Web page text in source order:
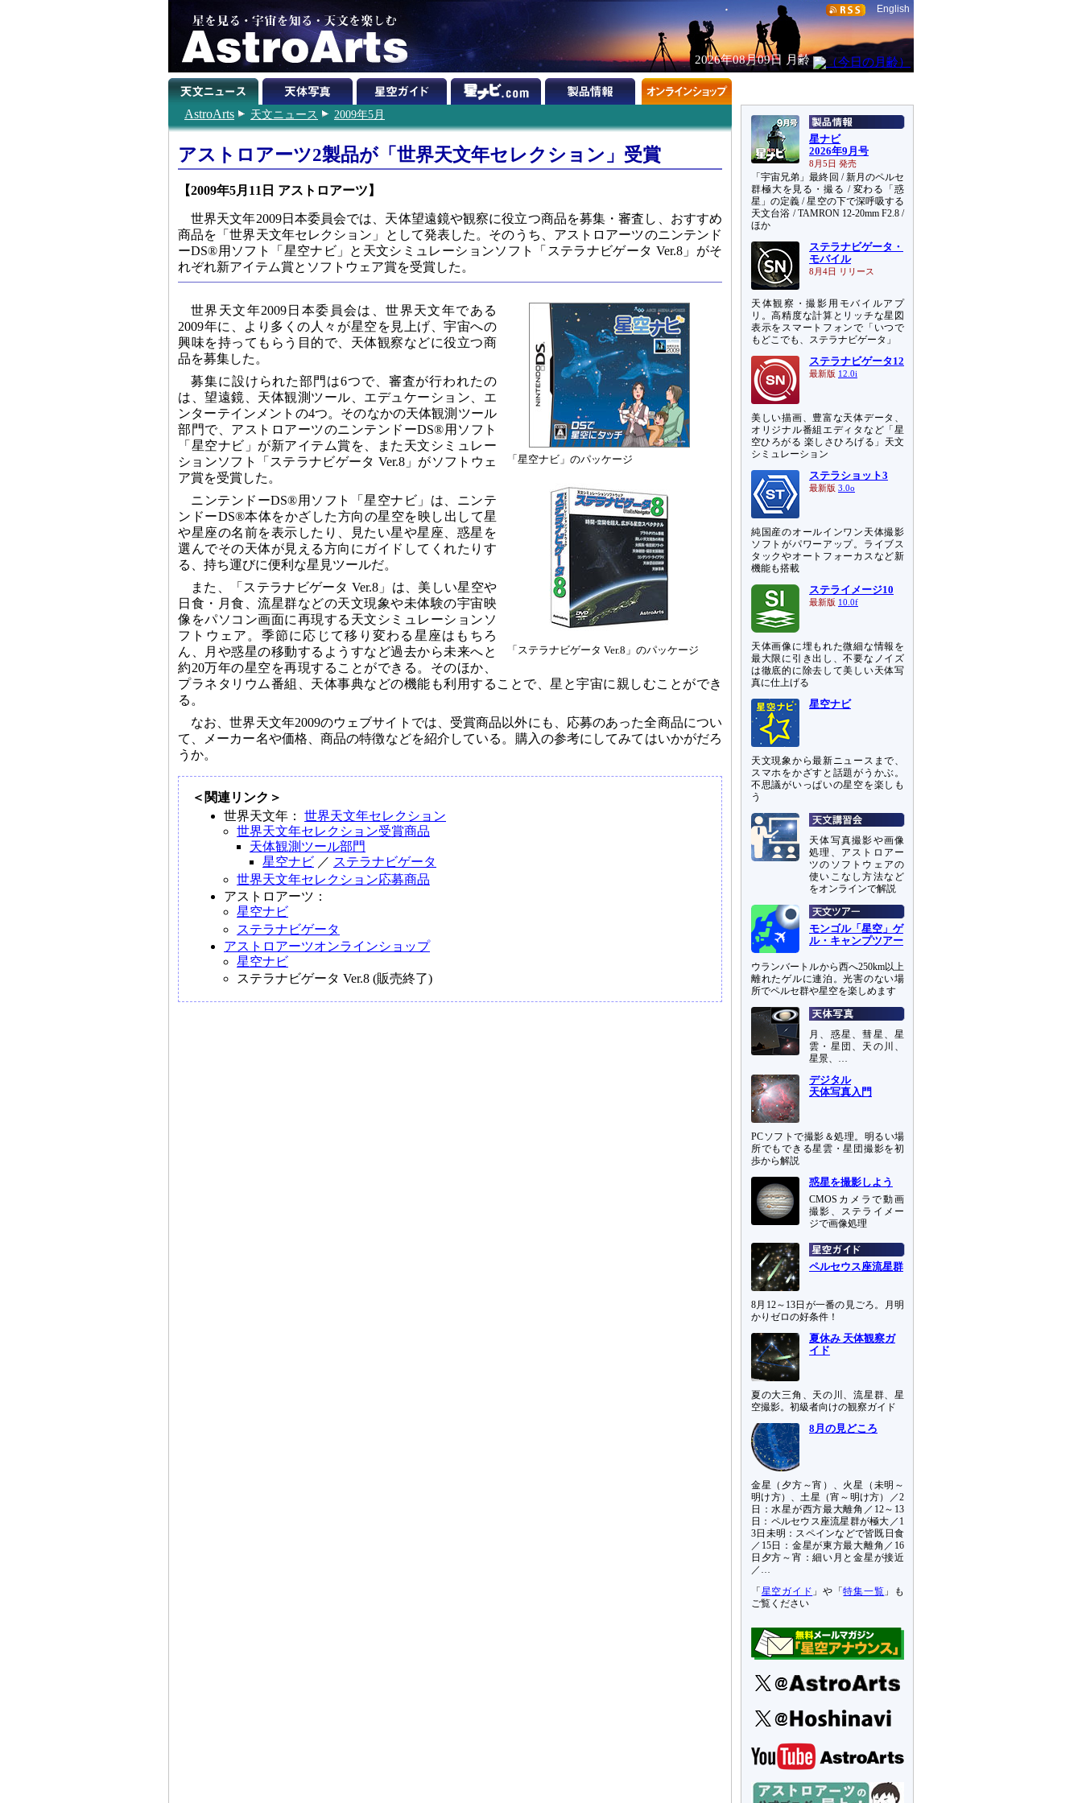
English
2026年08月09日 月齢
AstroArts 天文ニュース 2009年5月
アストロアーツ2製品が「世界天文年セレクション」受賞
【2009年5月11日 アストロアーツ】
世界天文年2009日本委員会では、天体望遠鏡や観察に役立つ商品を募集・審査し、おすすめ
商品を「世界天文年セレクション」として発表した。そのうち、アストロアーツのニンテンド
ーDS®用ソフト「星空ナビ」と天文シミュレーションソフト「ステラナビゲータ Ver.8」がそ
れぞれ新アイテム賞とソフトウェア賞を受賞した。
「星空ナビ」のパッケージ
「ステラナビゲータ Ver.8」のパッケージ
世界天文年2009日本委員会は、世界天文年である
2009年に、より多くの人々が星空を見上げ、宇宙への
興味を持ってもらう目的で、天体観察などに役立つ商
品を募集した。
募集に設けられた部門は6つで、審査が行われたの
は、望遠鏡、天体観測ツール、エデュケーション、エ
ンターテインメントの4つ。そのなかの天体観測ツール
部門で、アストロアーツのニンテンドーDS®用ソフト
「星空ナビ」が新アイテム賞を、また天文シミュレー
ションソフト「ステラナビゲータ Ver.8」がソフトウェ
ア賞を受賞した。
ニンテンドーDS®用ソフト「星空ナビ」は、ニンテ
ンドーDS®本体をかざした方向の星空を映し出して星
や星座の名前を表示したり、見たい星や星座、惑星を
選んでその天体が見える方向にガイドしてくれたりす
る、持ち運びに便利な星見ツールだ。
また、「ステラナビゲータ Ver.8」は、美しい星空や
日食・月食、流星群などの天文現象や未体験の宇宙映
像をパソコン画面に再現する天文シミュレーションソ
フトウェア。季節に応じて移り変わる星座はもちろ
ん、月や惑星の移動するようすなど過去から未来へと
約20万年の星空を再現することができる。そのほか、
プラネタリウム番組、天体事典などの機能も利用することで、星と宇宙に親しむことができ
る。
なお、世界天文年2009のウェブサイトでは、受賞商品以外にも、応募のあった全商品につい
て、メーカー名や価格、商品の特徴などを紹介している。購入の参考にしてみてはいかがだろ
うか。
＜関連リンク＞
世界天文年： 世界天文年セレクション
世界天文年セレクション受賞商品
天体観測ツール部門
星空ナビ ／ ステラナビゲータ
世界天文年セレクション応募商品
アストロアーツ：
星空ナビ
ステラナビゲータ
アストロアーツオンラインショップ
星空ナビ
ステラナビゲータ Ver.8 (販売終了)
星ナビ
2026年9月号
8月5日 発売
「宇宙兄弟」最終回 / 新月のペルセ
群極大を見る・撮る / 変わる「惑
星」の定義 / 星空の下で深呼吸する
天文台浴 / TAMRON 12-20mm F2.8 /
ほか
ステラナビゲータ・
モバイル
8月4日 リリース
天体観察・撮影用モバイルアプ
リ。高精度な計算とリッチな星図
表示をスマートフォンで「いつで
もどこでも、ステラナビゲータ」
ステラナビゲータ12
最新版 12.0i
美しい描画、豊富な天体データ、
オリジナル番組エディタなど「星
空ひろがる 楽しさひろげる」天文
シミュレーション
ステラショット3
最新版 3.0o
純国産のオールインワン天体撮影
ソフトがパワーアップ。ライブス
タックやオートフォーカスなど新
機能も搭載
ステライメージ10
最新版 10.0f
天体画像に埋もれた微細な情報を
最大限に引き出し、不要なノイズ
は徹底的に除去して美しい天体写
真に仕上げる
星空ナビ
天文現象から最新ニュースまで、
スマホをかざすと話題がうかぶ。
不思議がいっぱいの星空を楽しも
う
天体写真撮影や画像
処理、アストロアー
ツのソフトウェアの
使いこなし方法など
をオンラインで解説
モンゴル「星空」ゲ
ル・キャンプツアー
ウランバートルから西へ250km以上
離れたゲルに連泊。光害のない場
所でペルセ群や星空を楽しめます
月、惑星、彗星、星
雲・星団、天の川、
星景、…
デジタル
天体写真入門
PCソフトで撮影＆処理。明るい場
所でもできる星雲・星団撮影を初
歩から解説
惑星を撮影しよう
CMOSカメラで動画
撮影、ステライメー
ジで画像処理
ペルセウス座流星群
8月12～13日が一番の見ごろ。月明
かりゼロの好条件！
夏休み 天体観察ガ
イド
夏の大三角、天の川、流星群、星
空撮影。初級者向けの観察ガイド
8月の見どころ
金星（夕方～宵）、火星（未明～
明け方）、土星（宵～明け方）／2
日：水星が西方最大離角／12～13
日：ペルセウス座流星群が極大／1
3日未明：スペインなどで皆既日食
／15日：金星が東方最大離角／16
日夕方～宵：細い月と金星が接近
／…
「 星空ガイド 」や「特集一覧 」も
ご覧ください